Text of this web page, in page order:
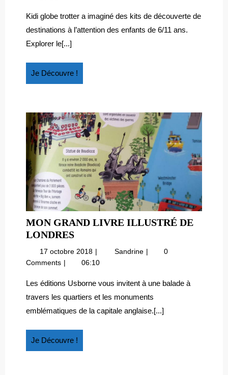
DES
KITS
:
des
Kidi globe trotter a imaginé des kits de découverte de
destinations à l’attention des enfants de 6/11 ans.
Explorer le[...]
Je Découvre !
Découvre
MON GRAND LIVRE ILLUSTRÉ DE
LONDRESMON
GRAND
LIVRE
DE
LONDRES
17 octobre 2018 17
octobre
Sandrine Mon
illustré
de
0
Comments
06:10
Les éditions Usborne vous invitent à une balade à
travers les quartiers et les monuments
emblématiques de la capitale anglaise.[...]
Je Découvre !
Découvre